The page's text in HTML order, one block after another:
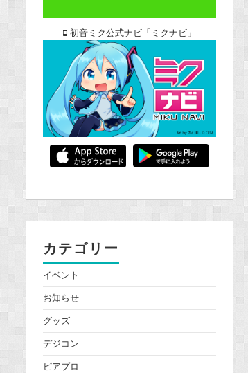
初音ミク公式ナビ「ミクナビ」
カテゴリー
イベント
お知らせ
グッズ
デジコン
ピアプロ